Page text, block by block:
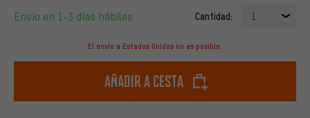
Envío en 1-3 días hábiles Cantidad: 1
El envío a Estados Unidos no es posible.
Añadir a cesta